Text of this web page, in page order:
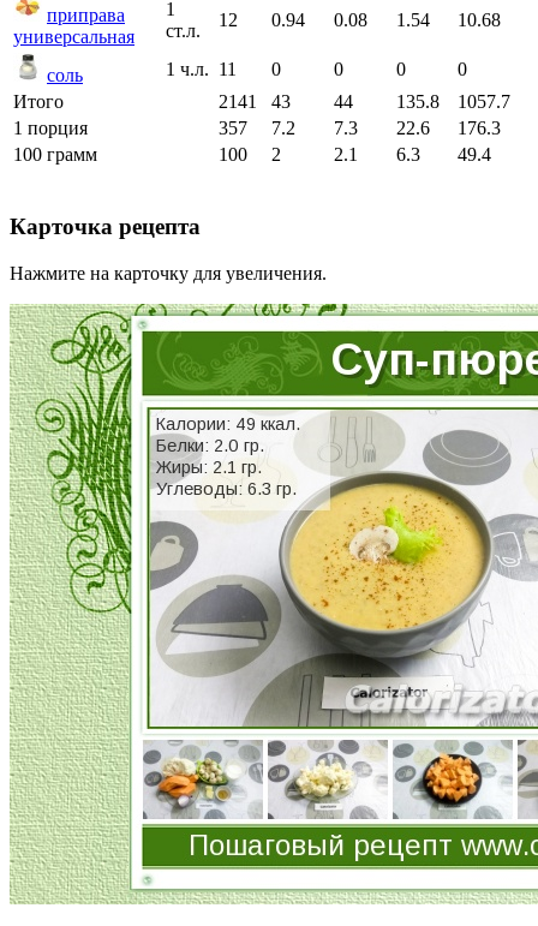
приправа
универсальная
1
ст.л.
12 0.94 0.08 1.54 10.68
соль 1 ч.л. 11 0 0 0
0
Итого
2141 43 44 135.8
1057.7
1 порция
357 7.2 7.3 22.6
176.3
100 грамм
100 2 2.1 6.3 49.4
Карточка рецепта
Нажмите на карточку для увеличения.